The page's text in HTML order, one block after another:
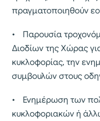
πραγματοποιηθούν
• Παρουσία
Διοδίων της Χώρας
κυκλοφορίας, την
συμβουλών στους
• Ενημέρωση των
κυκλοφοριακών ή